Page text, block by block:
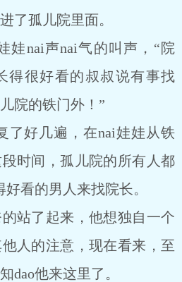
了孤儿院里面。
娃nai声nai气的叫声，“院
得很好看的叔叔说有事找
院的铁门外！”
了好几遍，在nai娃娃从铁
时间，孤儿院的所有人都
看的男人来找院长。
站了起来，他想独自一个
人的注意，现在看来，至
dao他来这里了。